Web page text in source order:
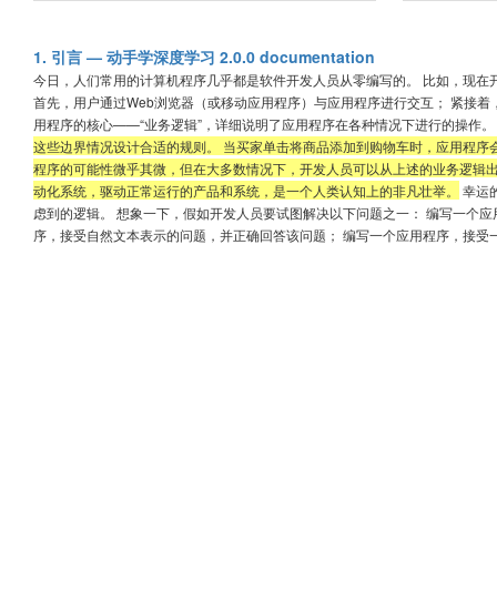
1. 引言 — 动手学深度学习 2.0.0 documentation
今日，人们常用的计算机程序几乎都是软件开发人员从零编写的。 比如，现
首先，用户通过Web浏览器（或移动应用程序）与应用程序进行交互； 紧接
用程序的核心——“业务逻辑”，详细说明了应用程序在各种情况下进行的操作
这些边界情况设计合适的规则。 当买家单击将商品添加到购物车时，应用程
程序的可能性微乎其微，但在大多数情况下，开发人员可以从上述的业务逻
动化系统，驱动正常运行的产品和系统，是一个人类认知上的非凡壮举。
幸运
虑到的逻辑。 想象一下，假如开发人员要试图解决以下问题之一： 编写一个
序，接受自然文本表示的问题，并正确回答该问题； 编写一个应用程序，接